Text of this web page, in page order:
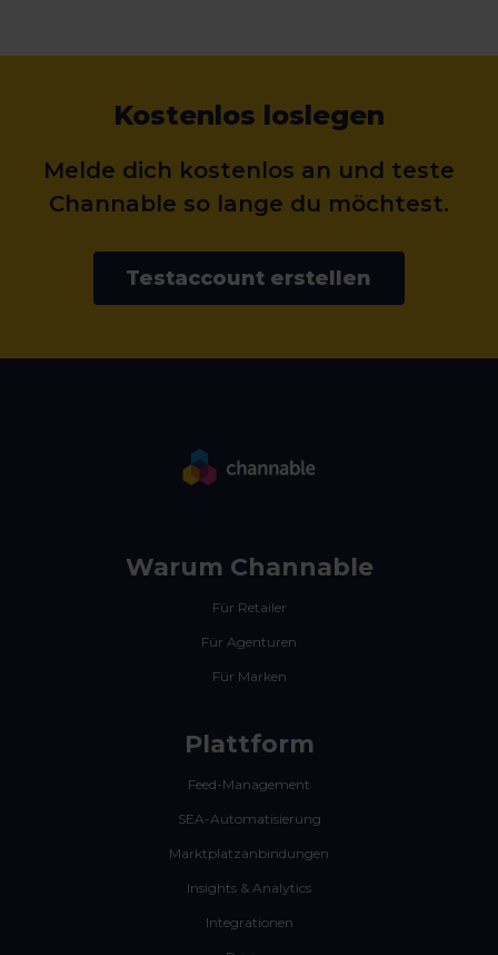
Kostenlos loslegen
Melde dich kostenlos an und teste
Channable so lange du möchtest.
Testaccount erstellen
Warum Channable
Für Retailer
Für Agenturen
Für Marken
Plattform
Feed-Management
SEA-Automatisierung
Marktplatzanbindungen
Insights & Analytics
Integrationen